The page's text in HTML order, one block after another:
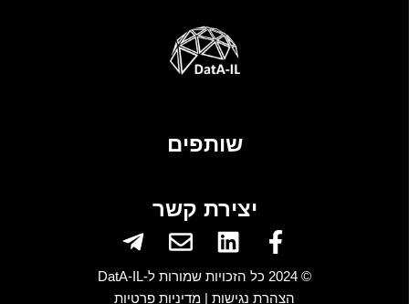
שותפים
יצירת קשר
Facebook-
f
Linkedin
Envelope
Telegram-
plane
© 2024 כל הזכויות שמורות ל-DatA-IL
הצהרת נגישות | מדיניות פרטיות